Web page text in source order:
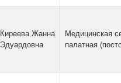
Киреева Жанна
Эдуардовна
Медицинская
палатная